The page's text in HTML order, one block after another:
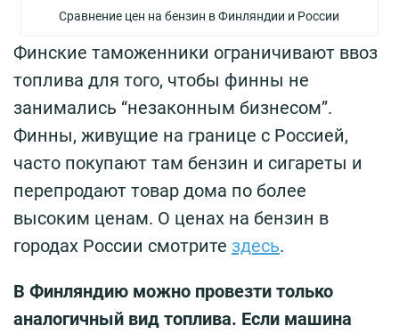
Сравнение цен на бензин в Финляндии и России
Финские таможенники ограничивают ввоз
топлива для того, чтобы финны не
занимались “незаконным бизнесом”.
Финны, живущие на границе с Россией,
часто покупают там бензин и сигареты и
перепродают товар дома по более
высоким ценам. О ценах на бензин в
городах России смотрите здесь.
В Финляндию можно провезти только
аналогичный вид топлива. Если машина